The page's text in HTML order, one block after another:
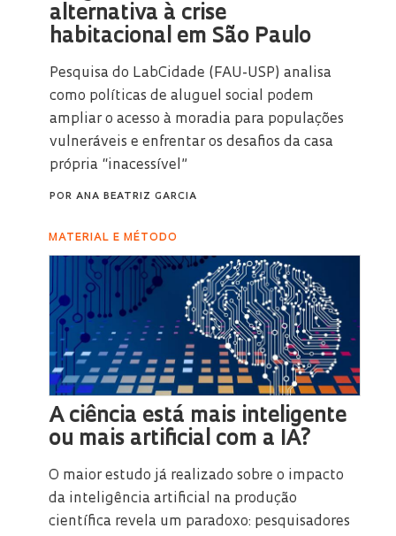
alternativa à crise
habitacional em São Paulo
Pesquisa do LabCidade (FAU-USP) analisa
como políticas de aluguel social podem
ampliar o acesso à moradia para populações
vulneráveis e enfrentar os desafios da casa
própria “inacessível”
POR ANA BEATRIZ GARCIA
MATERIAL E MÉTODO
A ciência está mais inteligente
ou mais artificial com a IA?
O maior estudo já realizado sobre o impacto
da inteligência artificial na produção
científica revela um paradoxo: pesquisadores